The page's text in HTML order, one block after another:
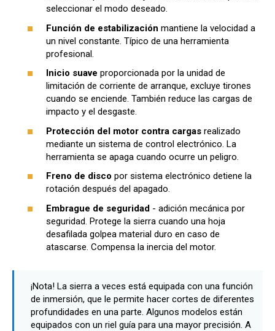
seleccionar el modo deseado.
Función de estabilización mantiene la velocidad a
un nivel constante. Típico de una herramienta
profesional.
Inicio suave proporcionada por la unidad de
limitación de corriente de arranque, excluye tirones
cuando se enciende. También reduce las cargas de
impacto y el desgaste.
Protección del motor contra cargas realizado
mediante un sistema de control electrónico. La
herramienta se apaga cuando ocurre un peligro.
Freno de disco por sistema electrónico detiene la
rotación después del apagado.
Embrague de seguridad - adición mecánica por
seguridad. Protege la sierra cuando una hoja
desafilada golpea material duro en caso de
atascarse. Compensa la inercia del motor.
¡Nota! La sierra a veces está equipada con una función
de inmersión, que le permite hacer cortes de diferentes
profundidades en una parte. Algunos modelos están
equipados con un riel guía para una mayor precisión. A